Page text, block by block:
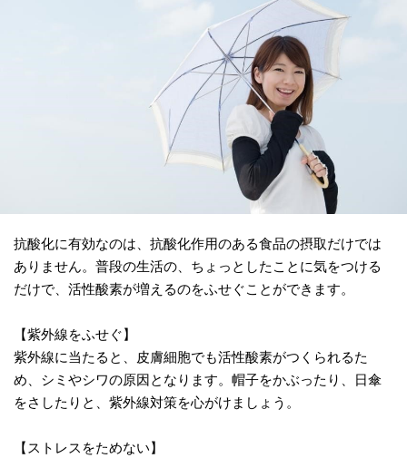
抗酸化に有効なのは、抗酸化作用のある食品の摂取だけでは
ありません。普段の生活の、ちょっとしたことに気をつける
だけで、活性酸素が増えるのをふせぐことができます。
【紫外線をふせぐ】
紫外線に当たると、皮膚細胞でも活性酸素がつくられるた
め、シミやシワの原因となります。帽子をかぶったり、日傘
をさしたりと、紫外線対策を心がけましょう。
【ストレスをためない】